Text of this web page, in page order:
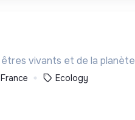
vivants et de la planète
Ecology